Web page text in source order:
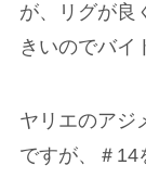
が、リグが良
きいのでバイ
ヤリエのアジ
ですが、＃14